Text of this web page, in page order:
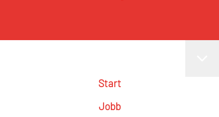
Start
Jobb